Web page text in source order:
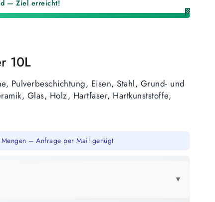
— Ziel erreicht!
🏁
10L
Pulverbeschichtung, Eisen, Stahl, Grund- und
Glas, Holz, Hartfaser, Hartkunststoffe,
– Anfrage per Mail genügt
▼